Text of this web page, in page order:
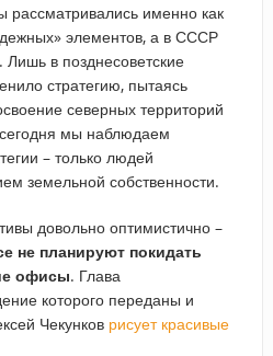
рассматривались именно как
элементов, а в СССР
в позднесоветские
стратегию, пытаясь
северных территорий
мы наблюдаем
– только людей
земельной собственности.
довольно оптимистично –
не планируют покидать
офисы. Глава
которого переданы и
Чекунков рисует красивые